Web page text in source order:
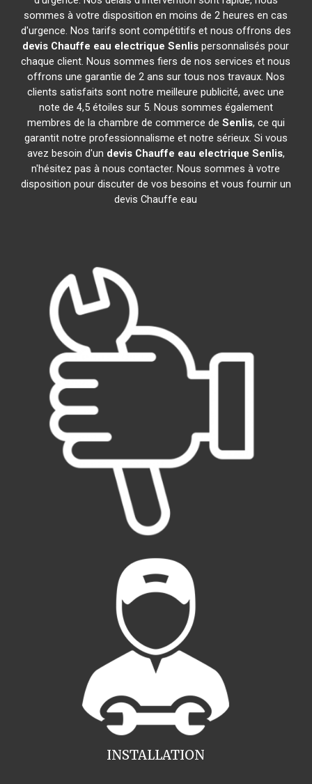
sommes à votre disposition en moins de 2 heures en cas
d'urgence. Nos tarifs sont compétitifs et nous offrons des
devis Chauffe eau electrique Senlis personnalisés pour
chaque client. Nous sommes fiers de nos services et nous
offrons une garantie de 2 ans sur tous nos travaux. Nos
clients satisfaits sont notre meilleure publicité, avec une
note de 4,5 étoiles sur 5. Nous sommes également
membres de la chambre de commerce de Senlis, ce qui
garantit notre professionnalisme et notre sérieux. Si vous
avez besoin d'un devis Chauffe eau electrique Senlis,
n'hésitez pas à nous contacter. Nous sommes à votre
disposition pour discuter de vos besoins et vous fournir un
devis Chauffe eau
INSTALLATION